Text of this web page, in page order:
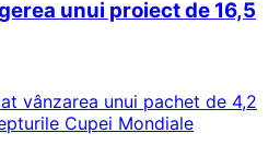
unui proiect de 16,5